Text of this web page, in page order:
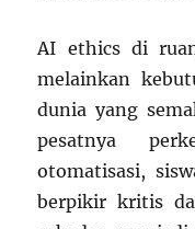
AI ethics di
melainkan
dunia yang
pesatnya
otomatisasi,
berpikir kritis